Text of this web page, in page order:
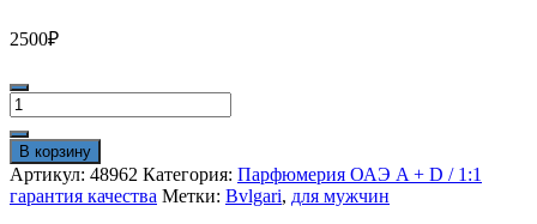
2500₽
Количество
товара
Bvlgari
Tygar
Le
Game
В корзину
Артикул: 48962 Категория: Парфюмерия ОАЭ A + D / 1:1
гарантия качества Метки: Bvlgari, для мужчин